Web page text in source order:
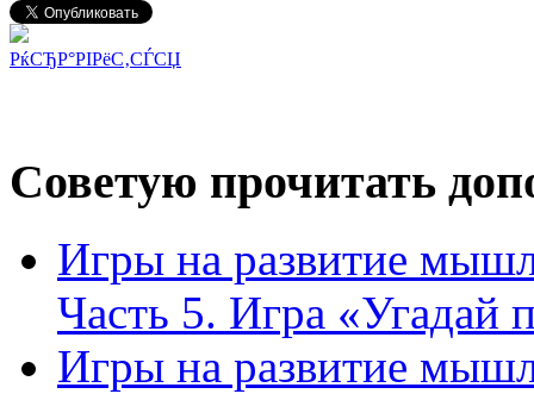
РќСЂР°РІРёС‚СЃСЏ
Советую прочитать
Игры на развитие
Часть 5. Игра «Угадай
Игры на развитие